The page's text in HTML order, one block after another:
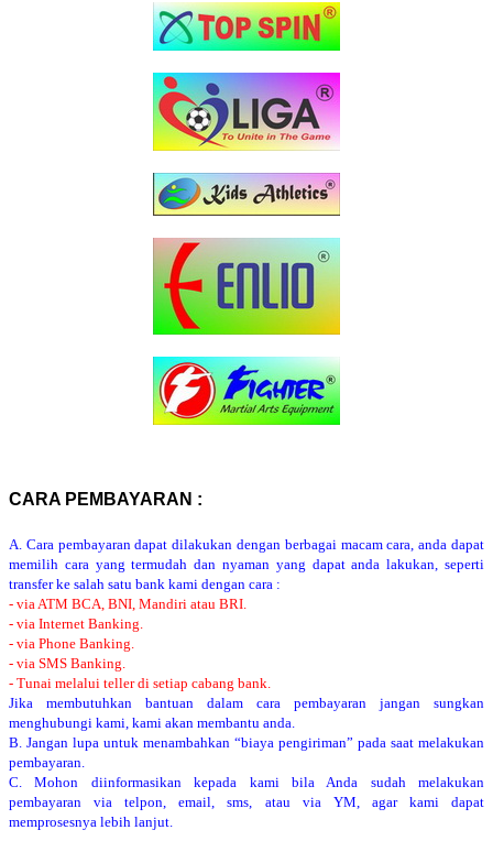
CARA PEMBAYARAN :
A. Cara pembayaran dapat dilakukan dengan berbagai macam cara, anda dapat
memilih cara yang termudah dan nyaman yang dapat anda lakukan, seperti
transfer ke salah satu bank kami dengan cara :
- via ATM BCA, BNI, Mandiri atau BRI.
- via Internet Banking.
- via Phone Banking.
- via SMS Banking.
- Tunai melalui teller di setiap cabang bank.
Jika membutuhkan bantuan dalam cara pembayaran jangan sungkan
menghubungi kami, kami akan membantu anda.
B. Jangan lupa untuk menambahkan “biaya pengiriman” pada saat melakukan
pembayaran.
C. Mohon diinformasikan kepada kami bila Anda sudah melakukan
pembayaran via telpon, email, sms, atau via YM, agar kami dapat
memprosesnya lebih lanjut.